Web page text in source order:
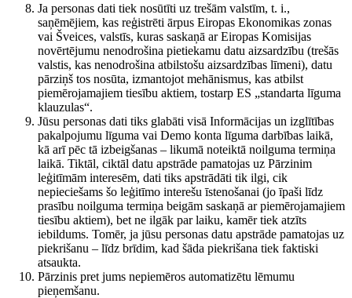
Ja personas dati tiek nosūtīti uz trešām valstīm, t. i.,
saņēmējiem, kas reģistrēti ārpus Eiropas Ekonomikas zonas
vai Šveices, valstīs, kuras saskaņā ar Eiropas Komisijas
novērtējumu nenodrošina pietiekamu datu aizsardzību (trešās
valstis, kas nenodrošina atbilstošu aizsardzības līmeni), datu
pārziņš tos nosūta, izmantojot mehānismus, kas atbilst
piemērojamajiem tiesību aktiem, tostarp ES „standarta līguma
klauzulas“.
Jūsu personas dati tiks glabāti visā Informācijas un izglītības
pakalpojumu līguma vai Demo konta līguma darbības laikā,
kā arī pēc tā izbeigšanas – likumā noteiktā noilguma termiņa
laikā. Tiktāl, ciktāl datu apstrāde pamatojas uz Pārzinim
leģitīmām interesēm, dati tiks apstrādāti tik ilgi, cik
nepieciešams šo leģitīmo interešu īstenošanai (jo īpaši līdz
prasību noilguma termiņa beigām saskaņā ar piemērojamajiem
tiesību aktiem), bet ne ilgāk par laiku, kamēr tiek atzīts
iebildums. Tomēr, ja jūsu personas datu apstrāde pamatojas uz
piekrišanu – līdz brīdim, kad šāda piekrišana tiek faktiski
atsaukta.
Pārzinis pret jums nepiemēros automatizētu lēmumu
pieņemšanu.